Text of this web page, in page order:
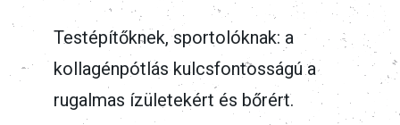
Testépítőknek, sportolóknak: a
kollagénpótlás kulcsfontosságú a
rugalmas ízületekért és bőrért.